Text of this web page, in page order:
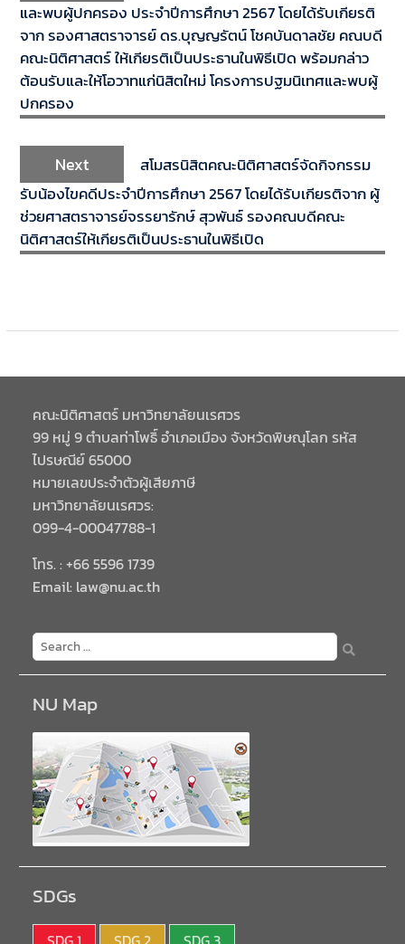
และพบผู้ปกครอง ประจำปีการศึกษา 2567 โดยได้รับเกียรติ
จาก รองศาสตราจารย์ ดร.บุญญรัตน์ โชคบันดาลชัย คณบดี
คณะนิติศาสตร์ ให้เกียรติเป็นประธานในพิธีเปิด พร้อมกล่าว
ต้อนรับและให้โอวาทแก่นิสิตใหม่ โครงการปฐมนิเทศและพบผู้
ปกครอง
Next
สโมสรนิสิตคณะนิติศาสตร์จัดกิจกรรม
รับน้องไขคดีประจำปีการศึกษา 2567 โดยได้รับเกียรติจาก ผู้
ช่วยศาสตราจารย์จรรยารักษ์ สุวพันธ์ รองคณบดีคณะ
นิติศาสตร์ให้เกียรติเป็นประธานในพิธีเปิด
คณะนิติศาสตร์ มหาวิทยาลัยนเรศวร
99 หมู่ 9 ตำบลท่าโพธิ์ อำเภอเมือง จังหวัดพิษณุโลก รหัส
ไปรษณีย์ 65000
หมายเลขประจำตัวผู้เสียภาษี
มหาวิทยาลัยนเรศวร:
099-4-00047788-1
โทร. : +66 5596 1739
Email: law@nu.ac.th
NU Map
SDGs